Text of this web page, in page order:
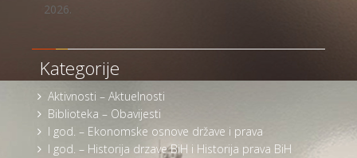
2026.
Kategorije
Aktivnosti – Aktuelnosti
Biblioteka – Obavijesti
I god. – Ekonomske osnove države i prava
I god. – Historija drzave BiH i Historija prava BiH